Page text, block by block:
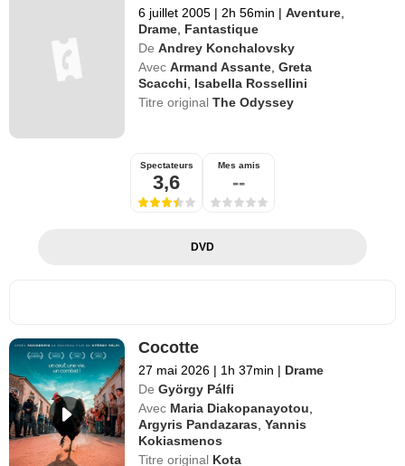
6 juillet 2005 | 2h 56min | Aventure
Drame Fantastique
De Andrey Konchalovsky
Avec Armand Assante ,Greta
Scacchi
Isabella Rossellini
Titre originalThe Odyssey
Spectateurs
3,6
Mes amis
--
DVD
Cocotte
27 mai 2026 | 1h 37min | Drame
De György Pálfi
Avec Maria Diakopanayotou
Argyris Pandazaras ,Yannis
Kokiasmenos
Titre original Kota